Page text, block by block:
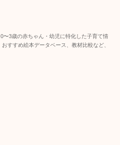
〜3歳の赤ちゃん・幼児に特化した子育て情
すすめ絵本データベース、教材比較など、